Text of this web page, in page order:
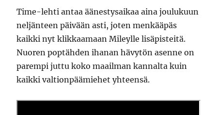
Time-lehti antaa äänestysaikaa aina joulukuun
neljänteen päivään asti, joten menkääpäs
kaikki nyt klikkaamaan Mileylle lisäpisteitä.
Nuoren poptähden ihanan hävytön asenne on
parempi juttu koko maailman kannalta kuin
kaikki valtionpäämiehet yhteensä.